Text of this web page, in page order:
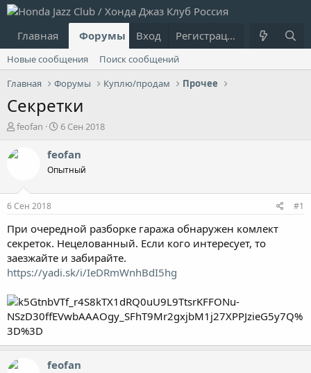
Главная Форумы Что нового?
Вход Регистрация
Новые сообщения
Поиск сообщений
Главная
Форумы Куплю/продам Прочее
Секретки
А
т
е
м
ы
feofan
Д
т
н
л
а
6 Сен 2018
feofan
Опытный
6 Сен 2018 #1
При очередной разборке гаража обнаружен комлект
секреток. Нецелованный. Если кого интересует, то
заезжайте и забирайте.
https://yadi.sk/i/IeDRmWnhBdI5hg
feofan